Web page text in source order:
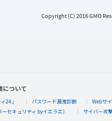
Copyright (C) 2016 GMO
について
24」 パスワード漏洩診断 Webサ
セキュリティ byイエラエ） サイバー攻